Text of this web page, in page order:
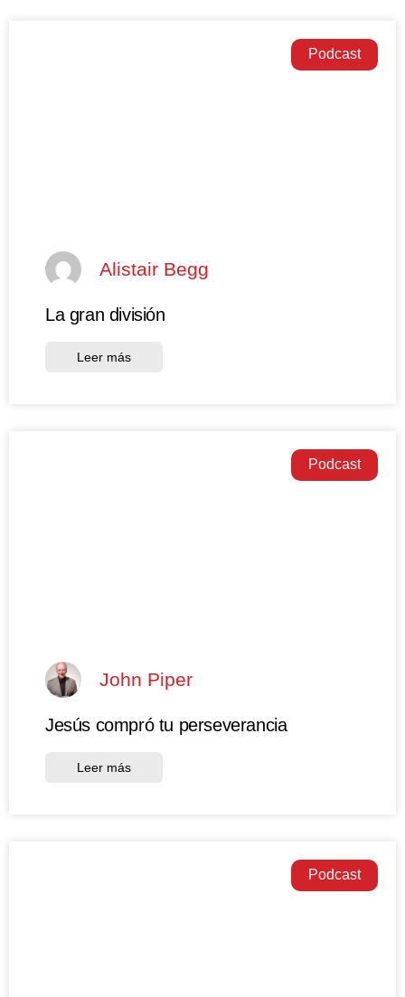
Podcast
Alistair Begg
La gran división
Leer más
Podcast
John Piper
Jesús compró tu perseverancia
Leer más
Podcast